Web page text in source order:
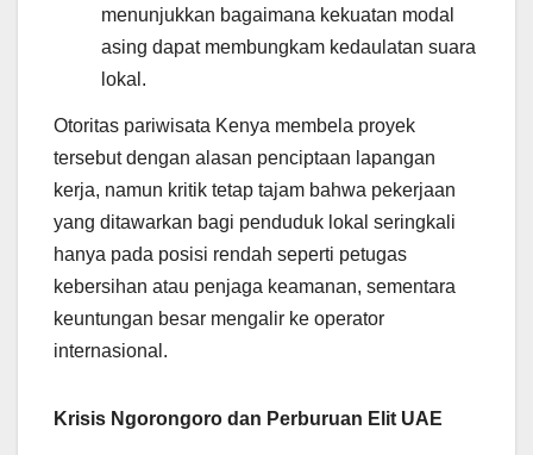
menunjukkan bagaimana kekuatan modal
asing dapat membungkam kedaulatan suara
lokal.
Otoritas pariwisata Kenya membela proyek
tersebut dengan alasan penciptaan lapangan
kerja, namun kritik tetap tajam bahwa pekerjaan
yang ditawarkan bagi penduduk lokal seringkali
hanya pada posisi rendah seperti petugas
kebersihan atau penjaga keamanan, sementara
keuntungan besar mengalir ke operator
internasional.
Krisis Ngorongoro dan Perburuan Elit UAE